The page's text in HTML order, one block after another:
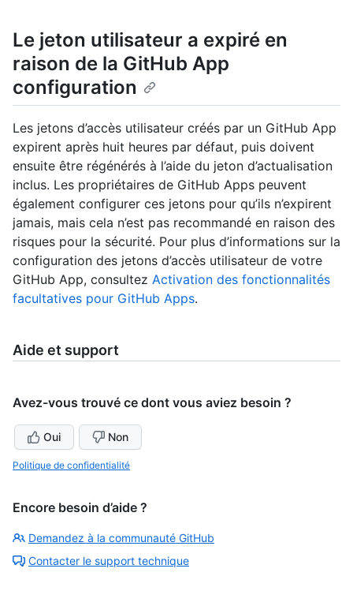
Le jeton utilisateur a expiré en
raison de la GitHub App
configuration
Les jetons d’accès utilisateur créés par un GitHub App
expirent après huit heures par défaut, puis doivent
ensuite être régénérés à l’aide du jeton d’actualisation
inclus. Les propriétaires de GitHub Apps peuvent
également configurer ces jetons pour qu’ils n’expirent
jamais, mais cela n’est pas recommandé en raison des
risques pour la sécurité. Pour plus d’informations sur la
configuration des jetons d’accès utilisateur de votre
GitHub App, consultez Activation des fonctionnalités
facultatives pour GitHub Apps.
Aide et support
Avez-vous trouvé ce dont vous aviez besoin ?
Oui Non
Politique de confidentialité
Encore besoin d’aide ?
Demandez à la communauté GitHub
Contacter le support technique